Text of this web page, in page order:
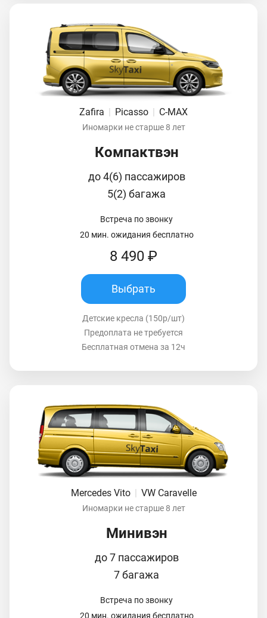
Zafira | Picasso | C-MAX
Иномарки не старше 8 лет
Компактвэн
до 4(6) пассажиров
5(2) багажа
Встреча по звонку
20 мин. ожидания бесплатно
8 490 ₽
Выбрать
Детские кресла (150р/шт)
Предоплата не требуется
Бесплатная отмена за 12ч
Mercedes Vito VW Caravelle
Иномарки не старше 8 лет
Минивэн
до 7 пассажиров
7 багажа
Встреча по звонку
20 мин. ожидания бесплатно